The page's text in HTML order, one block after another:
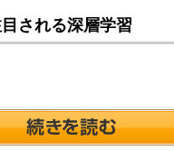
される深層学習